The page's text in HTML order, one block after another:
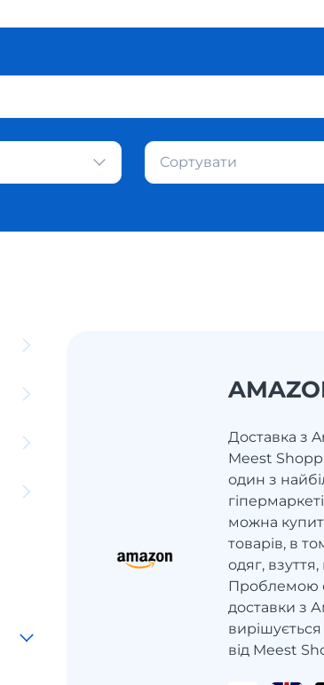
Сортувати
Доставка з
Meest
один з
можна
товарів, в
одяг,
Проблемою
доставки з
від Meest